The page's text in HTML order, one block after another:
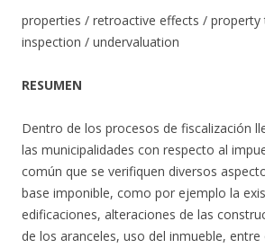
properties / retroactive effects /
inspection / undervaluation
RESUMEN
Dentro de los procesos de fiscalización
las municipalidades con respecto al
común que se verifiquen diversos
base imponible, como por ejemplo la
edificaciones, alteraciones de las
de los aranceles, uso del inmueble,